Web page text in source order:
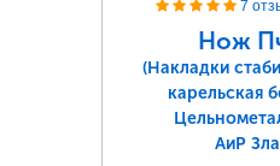
7
Нож
(Накладки
карельская
АиР